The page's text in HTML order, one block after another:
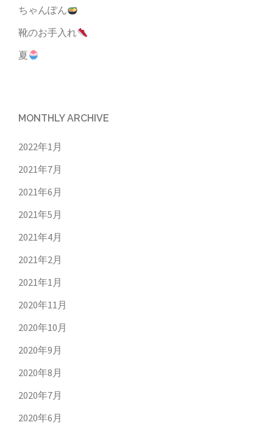
ちゃんぽん
靴のお手入れ
夏
MONTHLY ARCHIVE
2022年1月
2021年7月
2021年6月
2021年5月
2021年4月
2021年2月
2021年1月
2020年11月
2020年10月
2020年9月
2020年8月
2020年7月
2020年6月